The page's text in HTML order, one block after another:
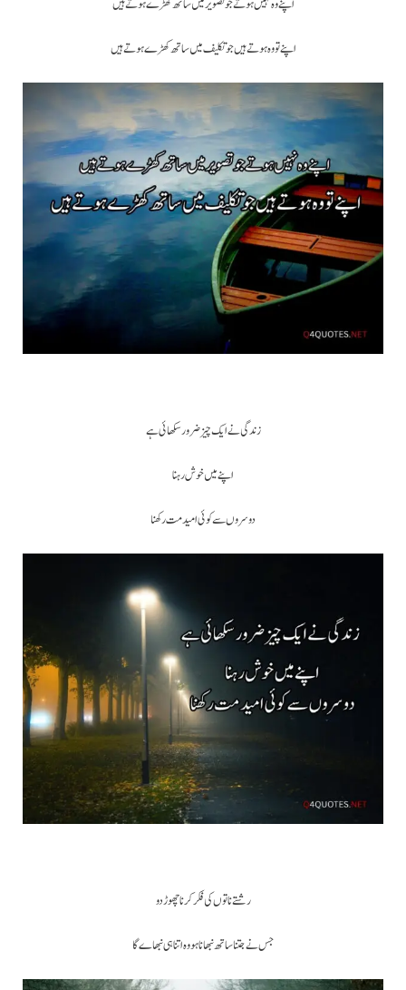
اپنے وہ نہیں ہوتے جو تصویر میں ساتھ کھڑے ہوتے ہیں
اپنے تو وہ ہوتے ہیں جو تکلیف میں ساتھ کھڑے ہوتے ہیں
زندگی نے ایک چیز ضرور سکھائی ہے
اپنے میں خوش رہنا
دوسروں سے کوئی امید مت رکھنا
رشتے ناتوں کی فکر کرنا چھوڑ دو
جس نے جتنا ساتھ نبھانا ہو وہ اتنا ہی نبھاے گا